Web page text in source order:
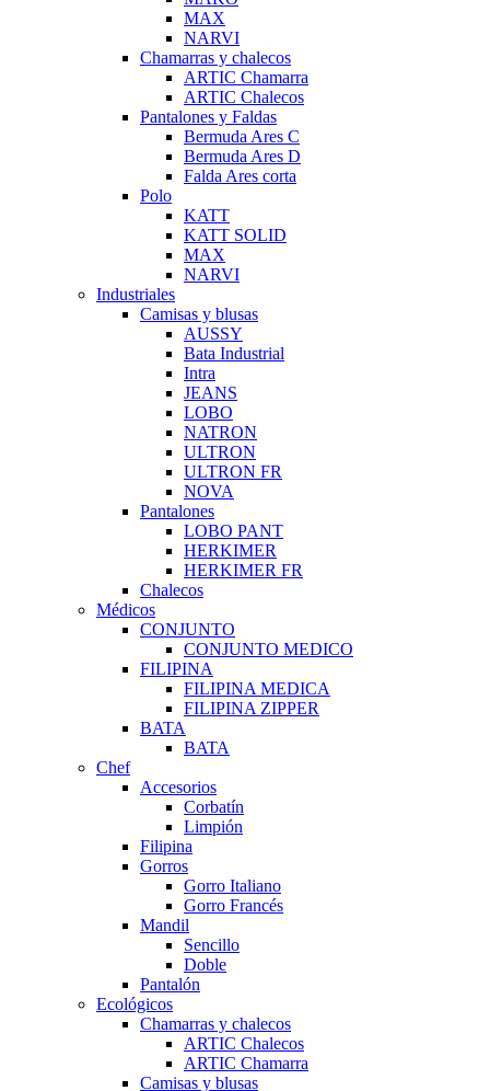
MAX
NARVI
Chamarras y chalecos
ARTIC Chamarra
ARTIC Chalecos
Pantalones y Faldas
Bermuda Ares C
Bermuda Ares D
Falda Ares corta
Polo
KATT
KATT SOLID
MAX
NARVI
Industriales
Camisas y blusas
AUSSY
Bata Industrial
Intra
JEANS
LOBO
NATRON
ULTRON
ULTRON FR
NOVA
Pantalones
LOBO PANT
HERKIMER
HERKIMER FR
Chalecos
Médicos
CONJUNTO
CONJUNTO MEDICO
FILIPINA
FILIPINA MEDICA
FILIPINA ZIPPER
BATA
BATA
Chef
Accesorios
Corbatín
Limpión
Filipina
Gorros
Gorro Italiano
Gorro Francés
Mandil
Sencillo
Doble
Pantalón
Ecológicos
Chamarras y chalecos
ARTIC Chalecos
ARTIC Chamarra
Camisas y blusas